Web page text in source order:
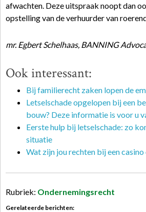
afwachten. Deze uitspraak noopt dan
opstelling van de verhuurder van
mr. Egbert Schelhaas, BANNING
Ook interessant:
Bij familierecht zaken lopen de
Letselschade opgelopen bij een
bouw? Deze informatie is voor u
Eerste hulp bij letselschade: zo
situatie
Wat zijn jou rechten bij een casino
Rubriek: Ondernemingsrecht
Gerelateerde berichten: